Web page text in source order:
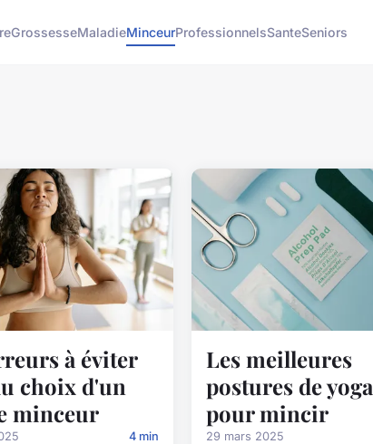
GrossesseMaladieMinceurProfessionnelsSanteSeniors
à éviter
choix d'un
minceur
4 min
Les meilleures
postures de yoga
pour mincir
29 mars 2025